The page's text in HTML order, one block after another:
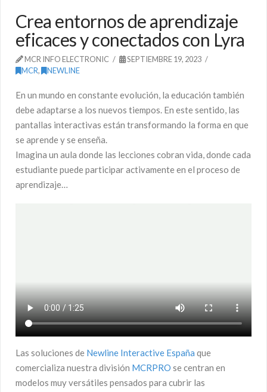
Crea entornos de aprendizaje
eficaces y conectados con Lyra
MCR INFO ELECTRONIC
SEPTIEMBRE 19, 2023
MCR, NEWLINE
En un mundo en constante evolución, la educación también
debe adaptarse a los nuevos tiempos. En este sentido, las
pantallas interactivas están transformando la forma en que
se aprende y se enseña.
Imagina un aula donde las lecciones cobran vida, donde cada
estudiante puede participar activamente en el proceso de
aprendizaje…
Las soluciones de Newline Interactive España que
comercializa nuestra división MCRPRO se centran en
modelos muy versátiles pensados para cubrir las